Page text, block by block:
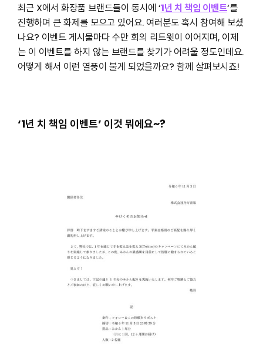
최근 X에서 화장품 브랜드들이 동시에 ‘1년 치 책임 이벤트‘를
진행하며 큰 화제를 모으고 있어요. 여러분도 혹시 참여해 보셨
나요? 이벤트 게시물마다 수만 회의 리트윗이 이어지며, 이제
는 이 이벤트를 하지 않는 브랜드를 찾기가 어려울 정도인데요.
어떻게 해서 이런 열풍이 불게 되었을까요? 함께 살펴보시죠!
‘1년 치 책임 이벤트’ 이것 뭐에요~?